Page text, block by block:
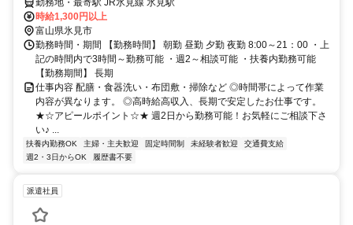
時給1,300円以上
富山県氷見市
勤務時間・期間 【勤務時間】 朝勤 昼勤 夕勤 夜勤 8:00～21：00 ・上
記の時間内で3時間～勤務可能 ・週2～相談可能 ・扶養内勤務可能
【勤務期間】 長期
仕事内容 配膳・食器洗い・布団敷・掃除など ◎時間帯によって作業
内容が異なります。 ◎高時給高収入、長期で安定したお仕事です。
★☆アピールポイント☆★ 週2日から勤務可能！お気軽にご相談下さ
い♪ ...
扶養内勤務OK 主婦・主夫歓迎 固定時間制 未経験者歓迎
交通費支給
週2・3日からOK
履歴書不要
派遣社員